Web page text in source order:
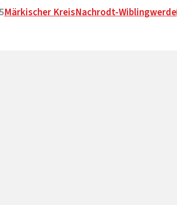
Märkischer KreisNachrodt-Wiblingwerde